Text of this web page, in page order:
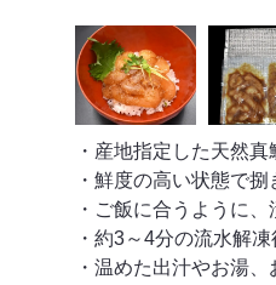
・産地指定した天然
・鮮度の高い状態で
・ご飯に合うように
・約3～4分の流水解
・温めた出汁やお湯